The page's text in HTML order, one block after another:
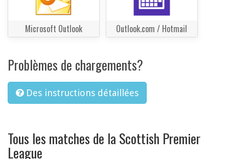
Microsoft Outlook Outlook.com / Hotmail
Problèmes de chargements?
Des instructions détaillées
Tous les matches de la Scottish Premier
League